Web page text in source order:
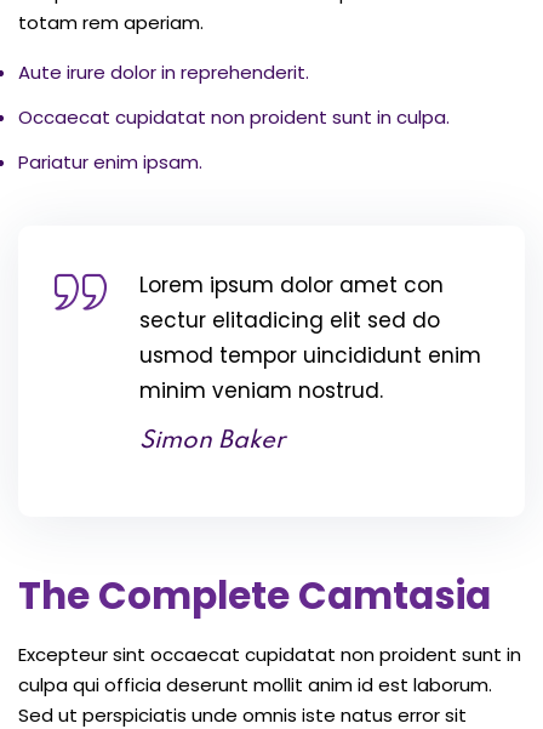
totam rem aperiam.
Aute irure dolor in reprehenderit.
Occaecat cupidatat non proident sunt in culpa.
Pariatur enim ipsam.
Lorem ipsum dolor amet con
sectur elitadicing elit sed do
usmod tempor uincididunt enim
minim veniam nostrud.
Simon Baker
The Complete Camtasia
Excepteur sint occaecat cupidatat non proident sunt in
culpa qui officia deserunt mollit anim id est laborum.
Sed ut perspiciatis unde omnis iste natus error sit